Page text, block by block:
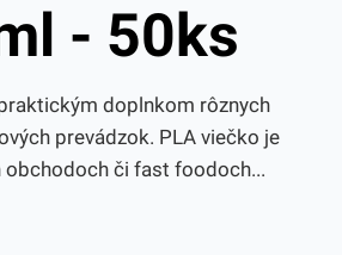
- 50ks
doplnkom rôznych
prevádzok. PLA viečko je
obchodoch či fast foodoch...